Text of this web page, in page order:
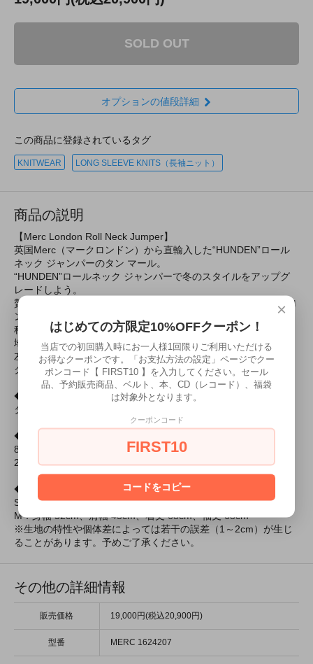
SOLD OUT
オプションの値段詳細
この商品に登録されているタグ
KNITWEAR LONG SLEEVE KNITS（長袖ニット）
商品の説明
【Merc London Roll Neck Jumper】
英国Merc（マークロンドン）から直輸入した“HUNDEN”ロール
ネック ジャンパーのタン マール。
“HUNDEN”ロールネック ジャンパーで冬のスタイルをアップグ
レードしよう。
贅沢なウールとコットンの混紡素材で作られた“HUNDEN”はフロ
ントにユニークなケーブル ステッチ デザインが施されている。
程よい厚みのあるミドルゲージ、厚手のリブ ロールネックが心
地よい着心地を保証する。
左袖にMercクラウン エンブレムの刺繍、左裾にタータンチェッ
クのタブ付き。
◆色
タン マール
◆素材
80% コットン
20% ウール
◆サイズ
S：身幅 50cm、肩幅 42.5cm、着丈 67cm、袖丈 67cm
M：身幅 52cm、肩幅 43cm、着丈 68cm、袖丈 68cm
※生地の特性や個体差によっては若干の誤差（1～2cm）が生じ
ることがあります。予めご了承ください。
その他の詳細情報
販売価格 19,000円(税込20,900円)
型番 MERC 1624207
×
はじめての方限定10%OFFクーポン！
当店での初回購入時にお一人様1回限りご利用いただける
お得なクーポンです。「お支払方法の設定」ページでクー
ポンコード【 FIRST10 】を入力してください。セール
品、予約販売商品、ベルト、本、CD（レコード）、福袋
は対象外となります。
クーポンコード
FIRST10
コードをコピー